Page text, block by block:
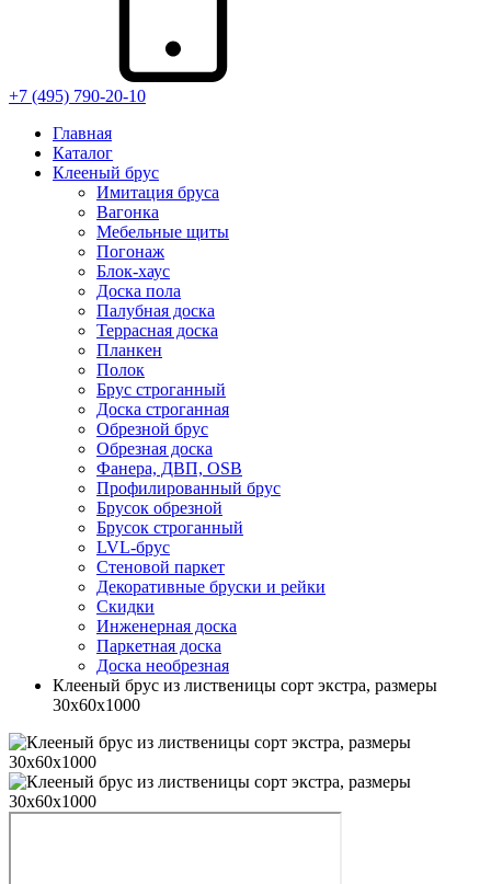
+7 (495) 790-20-10
Главная
Каталог
Клееный брус
Имитация бруса
Вагонка
Мебельные щиты
Погонаж
Блок-хаус
Доска пола
Палубная доска
Террасная доска
Планкен
Полок
Брус строганный
Доска строганная
Обрезной брус
Обрезная доска
Фанера, ДВП, OSB
Профилированный брус
Брусок обрезной
Брусок строганный
LVL-брус
Стеновой паркет
Декоративные бруски и рейки
Скидки
Инженерная доска
Паркетная доска
Доска необрезная
Клееный брус из лиственицы сорт экстра, размеры
30х60х1000